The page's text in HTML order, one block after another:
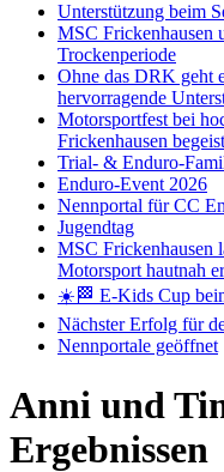
Unterstützung beim
MSC Frickenhausen
Trockenperiode
Ohne das DRK geht
hervorragende
Motorsportfest bei
Frickenhausen
Trial- & Enduro-
Enduro-Event 2026
Nennportal für CC
Jugendtag
MSC Frickenhausen
Motorsport hautnah
☀️🏁 E-Kids Cup
Nächster Erfolg für
Nennportale geöffnet
Anni und
Ergebnissen